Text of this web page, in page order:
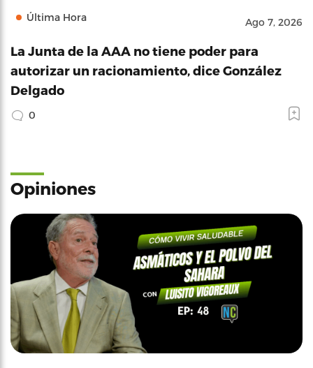
Última Hora Ago 7, 2026
La Junta de la AAA no tiene poder para
autorizar un racionamiento, dice González
Delgado
0
Opiniones